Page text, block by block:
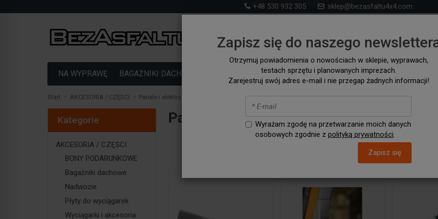
Zapisz się do naszego
Otrzymuj powiadomienia o nowościach w sklepie, wyprawach,
testach sprzętu i planowanych imprezach.
Zarejestruj swój adres e-mail i nie przegap żadnych informacji!
Wyrażam zgodę na przetwarzanie moich danych
osobowych zgodnie z polityką prywatności.
Zapisz się
+48 530 932 305 sklep@bezasfaltu4x4.com
samochodów 4x4 i kampervanów
NA WYPRAWĘ BAGAŻNIKI DACHOWE FRONT RUNNER SZUKAJ WG. SAMOCHODU AKCESORIA /
Start AKCESORIA / CZĘSCI Panele i elektronika
Panele i elektronika
Kategorie
AKCESORIA / CZĘSCI
BONY PODARUNKOWE
Bagażniki dachowe
Nadwozie
Płyty do wyciągarek
Wyciągarki i akcesoria